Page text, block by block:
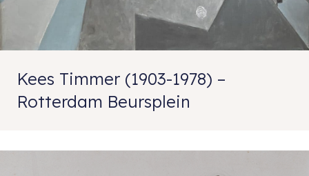
Kees Timmer (1903-1978) –
Rotterdam Beursplein